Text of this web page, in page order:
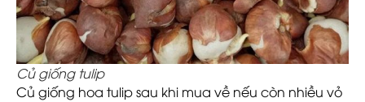
Củ giống tulip
Củ giống hoa tulip sau khi mua về nếu còn nhiều vỏ